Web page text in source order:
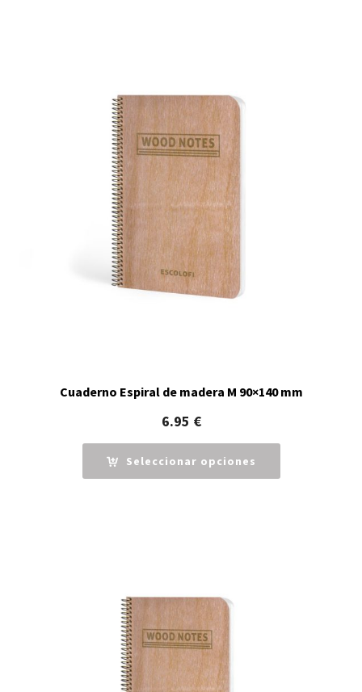
Cuaderno Espiral de madera M 90×140 mm
6.95 €
Seleccionar opciones